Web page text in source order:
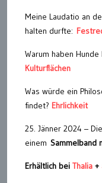
Meine Laudatio an
halten durfte:
Warum haben
Kulturflächen
Was würde ein
findet? Ehrlichkeit
25. Jänner 2024 –
einem Sammelband
Erhältlich bei Thalia +